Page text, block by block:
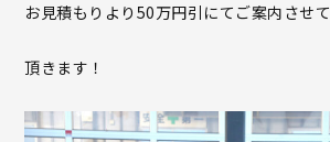
お見積もりより50万円引にてご案内させて
頂きます！